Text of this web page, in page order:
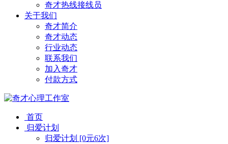
奇才热线接线员
关于我们
奇才简介
奇才动态
行业动态
联系我们
加入奇才
付款方式
首页
归爱计划
归爱计划 [0元6次]